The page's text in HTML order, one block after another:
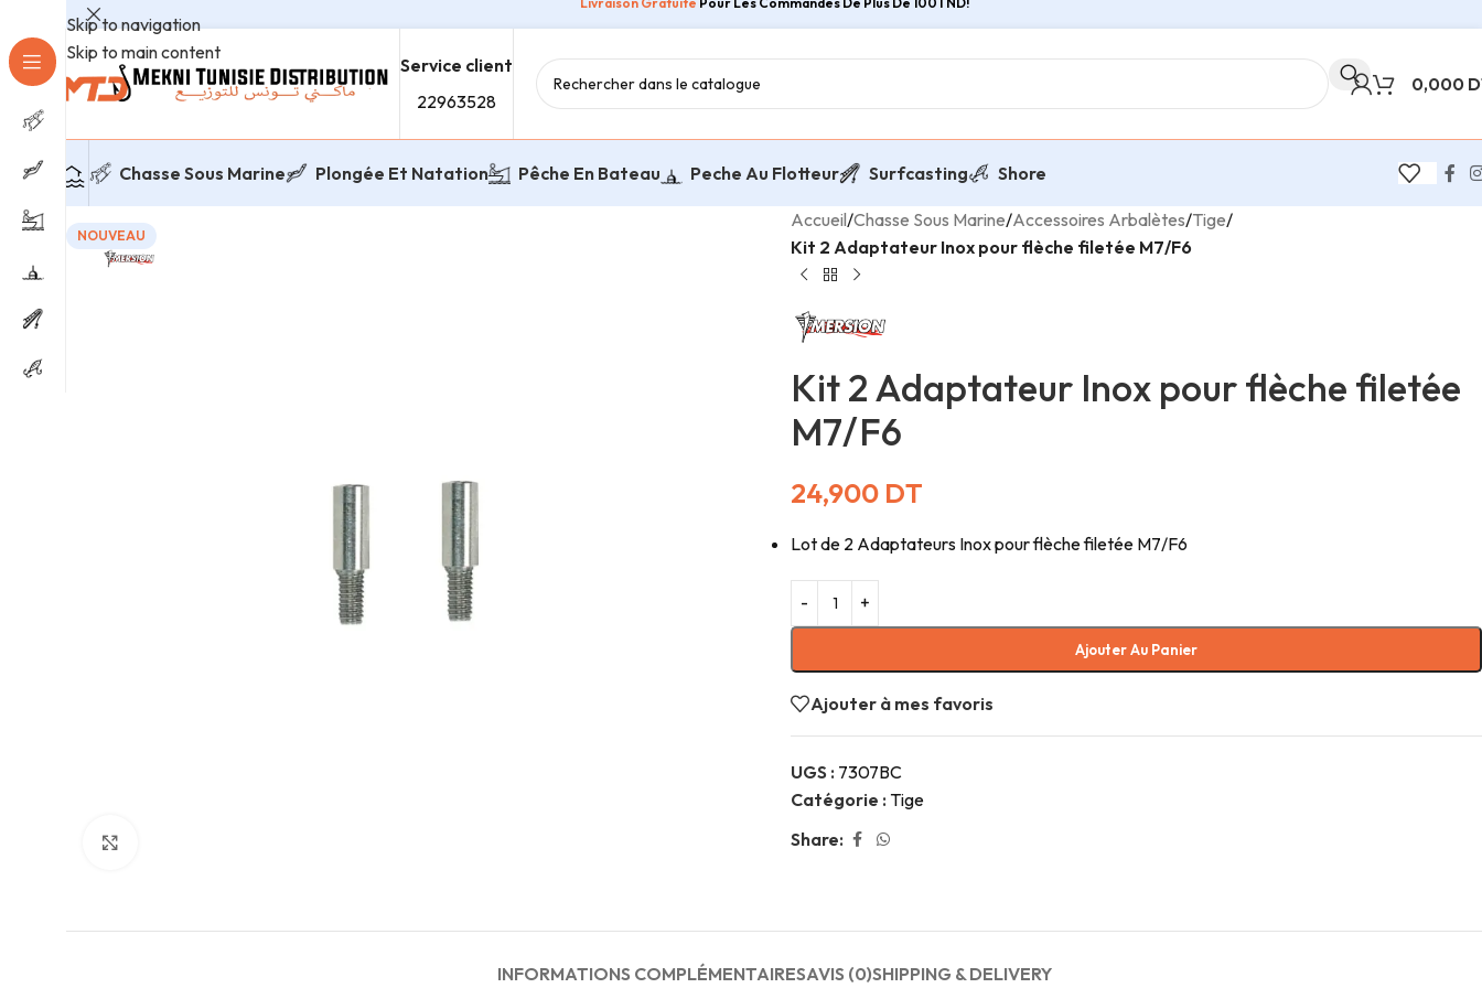
Skip to navigation
Skip to main content
Service client
22963528
0,000
Chasse Sous Marine Plongée Et Natation Pêche En Bateau Peche Au Flotteur Surfcasting Shore
NOUVEAU
Accueil/Chasse Sous Marine/Accessoires Arbalètes/Tige/
Kit 2 Adaptateur Inox pour flèche filetée M7/F6
Kit 2 Adaptateur Inox pour flèche filetée
M7/F6
24,900 DT
Lot de 2 Adaptateurs Inox pour flèche filetée M7/F6
Ajouter Au Panier
Ajouter à mes favoris
UGS : 7307BC
Catégorie : Tige
Share:
INFORMATIONS COMPLÉMENTAIRESAVIS (0)SHIPPING & DELIVERY